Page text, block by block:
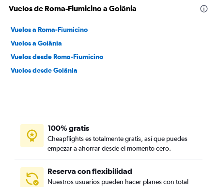
Vuelos de Roma-Fiumicino a Goiânia
Vuelos a Roma-Fiumicino
Vuelos a Goiânia
Vuelos desde Roma-Fiumicino
Vuelos desde Goiânia
100% gratis
Cheapflights es totalmente gratis, así que puedes
empezar a ahorrar desde el momento cero.
Reserva con flexibilidad
Nuestros usuarios pueden hacer planes con total